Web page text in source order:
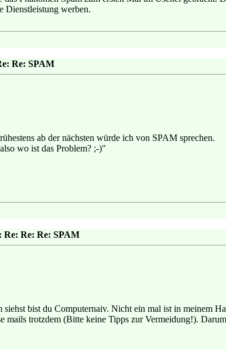
Dienstleistung werben.
Re: SPAM
ab der nächsten würde ich von SPAM sprechen.
wo ist das Problem? ;-)"
Re: Re: Re: SPAM
bist du Computernaiv. Nicht ein mal ist in meinem
mails trotzdem (Bitte keine Tipps zur Vermeidung!).